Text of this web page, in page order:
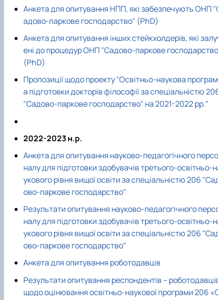
Анкета для опитування НПП, які забезпечують ОНП
адово-паркове господарство" (PhD)
Анкета для опитування інших стейкхолдерів, які
ені до процедур ОНП "Садово-паркове
(PhD)
Пропозиції щодо проекту "Освітньо-наукова програм
а підготовки докторів філософії за спеціальністю
"Садово-паркове господарство" на 2021-2022 рр."
2022-2023 н.р.
Анкета для опитування науково-педагогічного персо
налу для підготовки здобувачів третього-освітньо-
укового рівня вищої освіти за спеціальністю 206
ово-паркове господарство"
Результати опитування науково-педагогічного
налу для підготовки здобувачів третього-освітньо-
укового рівня вищої освіти за спеціальністю 206
ово-паркове господарство"
Анкета для опитування роботодавців
Результати опитування респондентів –
щодо оцінювання освітньо-наукової програми 206